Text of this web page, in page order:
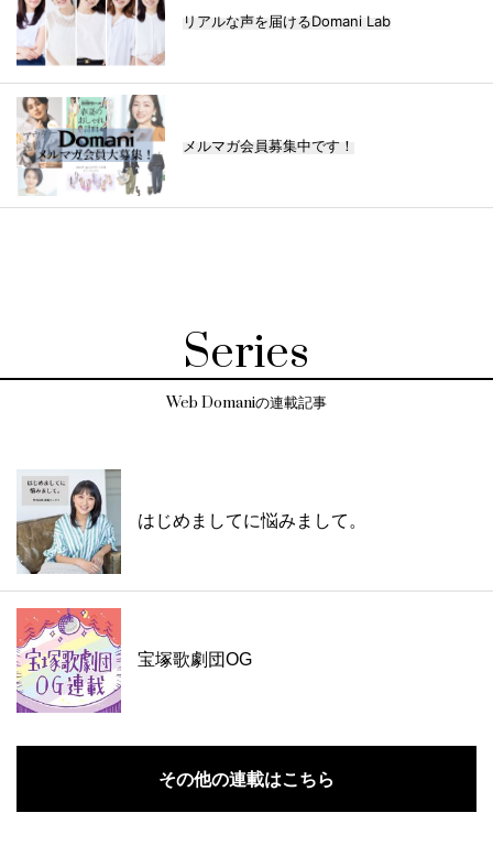
リアルな声を届けるDomani Lab
メルマガ会員募集中です！
Series
Web Domaniの連載記事
はじめましてに悩みまして。
宝塚歌劇団OG
その他の連載はこちら